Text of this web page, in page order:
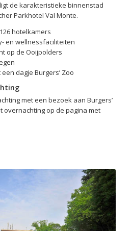
de karakteristieke binnenstad
Parkhotel Val Monte.
hotelkamers
en wellnessfaciliteiten
op de Ooijpolders
dagje Burgers’ Zoo
met een bezoek aan Burgers’
overnachting op de pagina met